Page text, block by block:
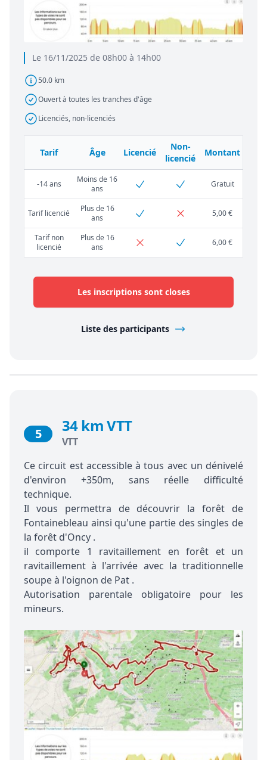
Le 16/11/2025 de 08h00 à 14h00
50.0 km
Ouvert à toutes les tranches d'âge
Licenciés, non-licenciés
Tarif Âge Licencié
Non-
licencié
Montant
-14 ans
Moins de 16
ans
Gratuit
Tarif licencié
Plus de 16
ans
5,00 €
Tarif non
licencié
Plus de 16
ans
6,00 €
Les inscriptions sont closes
Liste des participants
5 34 km VTT
VTT
Ce circuit est accessible à tous avec un dénivelé
d'environ +350m, sans réelle difficulté
technique.
Il vous permettra de découvrir la forêt de
Fontainebleau ainsi qu'une partie des singles de
la forêt d'Oncy .
il comporte 1 ravitaillement en forêt et un
ravitaillement à l'arrivée avec la traditionnelle
soupe à l'oignon de Pat .
Autorisation parentale obligatoire pour les
mineurs.